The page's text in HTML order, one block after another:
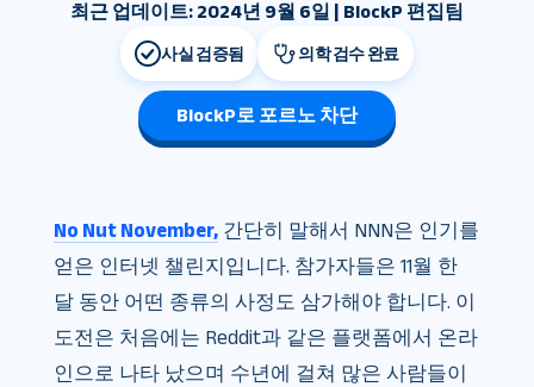
최근 업데이트: 2024년 9월 6일 | BlockP 편집팀
사실 검증됨 의학 검수 완료
BlockP로 포르노 차단
No Nut November,간단히 말해서 NNN은 인기를
얻은 인터넷 챌린지입니다. 참가자들은 11월 한
달 동안 어떤 종류의 사정도 삼가해야 합니다. 이
도전은 처음에는 Reddit과 같은 플랫폼에서 온라
인으로 나타 났으며 수년에 걸쳐 많은 사람들이